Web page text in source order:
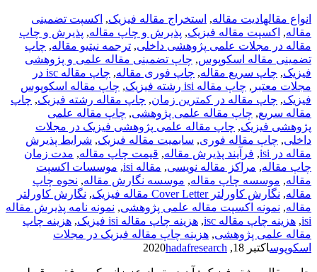
انواع مقالهادیت مقاله, استخراج مقاله فیزیک, اکسپت تضمینی
مقاله, اکسپت مقاله فیزیک, پذیرش و چاپ مقاله, پذیرش و چاپ
مقاله در مجلات علمی پژوهشی داخلی, ترجمه نیتیو مقاله, چاپ
تضمینی مقاله اسکوپوس, چاپ تضمینی مقاله علمی و پژوهشی
فیزیک, چاپ سریع مقاله, چاپ فوری مقاله,
چاپ مقاله isc در
مجلات معتبر , چاپ مقاله isi رشته فیزیک , چاپ مقاله اسکوپوس
فیزیک, چاپ مقاله در کمترین زمان, چاپ مقاله رشته فیزیک, چاپ
مقاله سریع, چاپ مقاله علمی پژوهشی, چاپ مقاله علمی
پژوهشی فیزیک, چاپ مقاله علمی پژوهشی فیزیک در مجلات
داخلی, چاپ مقاله فوری, سابمیت مقاله فیزیک, شرایط پذیرش
مقاله در isi
, فرآیند پذیرش مقاله, قیمت چاپ مقاله, مدت زمان
چاپ مقاله, مراکز مقاله نویسی, مقاله isi , موسسات اکسپت
مقاله, موسسه چاپ مقاله, موسسه نگارش مقاله, نحوه چاپ
مقاله, نگارش کاورلتر Cover Letter مقاله فیزیک , نگارش کاورلتر
مقاله, نمونه اکسپت مقاله علمی پژوهشی, نمونه نامه پذیرش مقاله
isi
, هزینه چاپ مقاله isc , هزینه چاپ مقاله isi فیزیک , هزینه چاپ
مقاله علمی پژوهشی, هزینه چاپ مقاله فیزیک در مجلات
اسکوپوساکتبر 18, 2020 hadafresearch